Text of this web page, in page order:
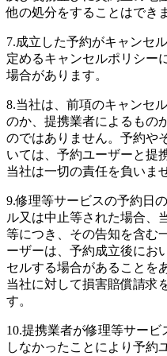
他の処分をすることはでき
7.成立した予約がキャンセ
定めるキャンセルポリシー
場合があります。
8.当社は、前項のキャンセ
のか、提携業者によるもの
のではありません。予約や
いては、予約ユーザーと提
当社は一切の責任を負いま
9.修理等サービスの予約日
ル又は中止等された場合、
等につき、その告知を含む
ーザーは、予約成立後にお
セルする場合があることを
当社に対して損害賠償請求
す。
10.提携業者が修理等サービ
しなかったことにより予約